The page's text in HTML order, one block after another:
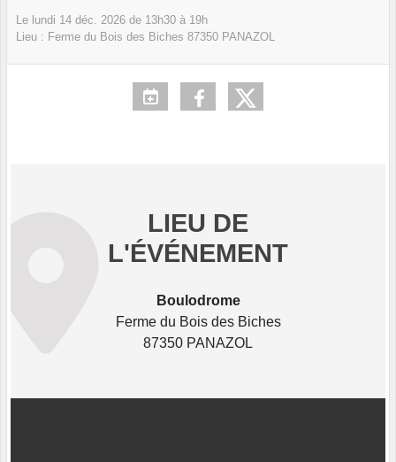
Le lundi 14 déc. 2026 de 13h30 à 19h
Lieu : Ferme du Bois des Biches 87350 PANAZOL
LIEU DE
L'ÉVÉNEMENT
Boulodrome
Ferme du Bois des Biches
87350 PANAZOL